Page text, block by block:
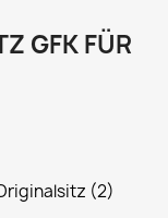
GFK FÜR
(2)